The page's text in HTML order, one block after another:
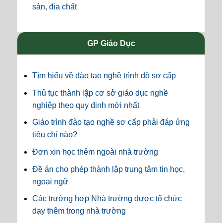
sản, địa chất
GP Giáo Dục
Tìm hiểu về đào tạo nghề trình độ sơ cấp
Thủ tục thành lập cơ sở giáo dục nghề
nghiệp theo quy định mới nhất
Giáo trình đào tạo nghề sơ cấp phải đáp ứng
tiêu chí nào?
Đơn xin học thêm ngoài nhà trường
Đề án cho phép thành lập trung tâm tin học,
ngoại ngữ
Các trường hợp Nhà trường được tổ chức
dạy thêm trong nhà trường